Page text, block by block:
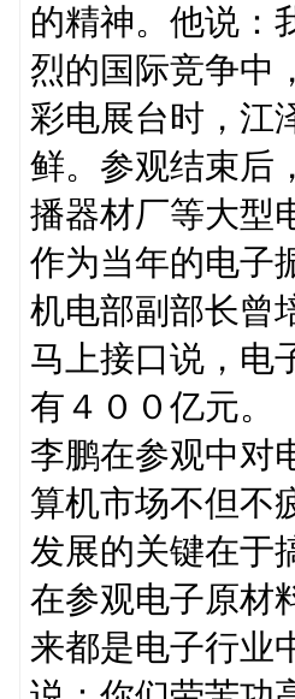
的精神。他说：
烈的国际竞争中
彩电展台时，江
鲜。参观结束后
播器材厂等大型
作为当年的电子
机电部副部长曾
马上接口说，电
有４００亿元。
李鹏在参观中对
算机市场不但不
发展的关键在于
在参观电子原材
来都是电子行业